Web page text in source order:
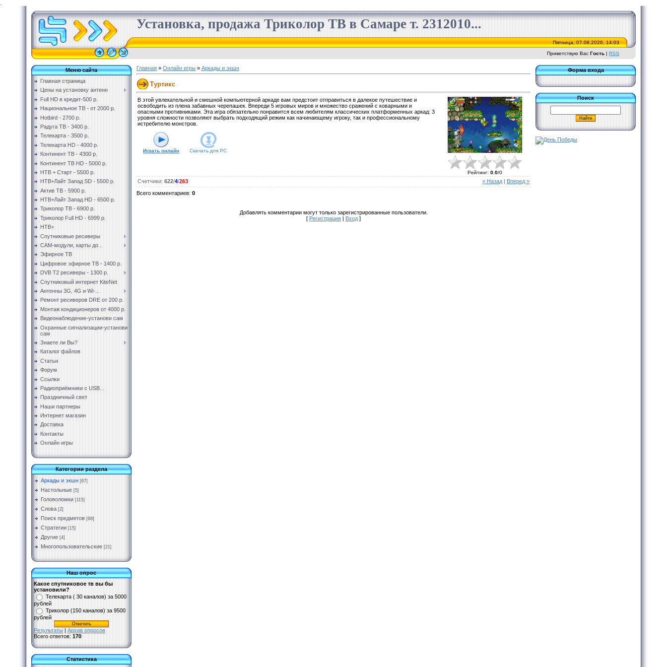
Установка, продажа Триколор ТВ в Самаре т. 2312010...
Пятница, 07.08.2026, 14:03
Приветствую Вас Гость | RSS
Меню сайта
Главная страница
Цены на установку антенн
Full HD в кредит-500 р.
Национальное ТВ - от 2000 р.
Hotbird - 2700 р.
Радуга ТВ - 3400 р.
Телекарта - 3500 р.
Телекарта HD - 4000 р.
Континент ТВ - 4300 р.
Континент ТВ HD - 5000 р.
НТВ + Старт - 5500 р.
НТВ+Лайт Запад SD - 5500 р.
Актив ТВ - 5900 р.
НТВ+Лайт Запад HD - 6500 р.
Триколор ТВ - 6900 р.
Триколор Full HD - 6999 р.
НТВ+
Спутниковые ресиверы
CAM-модули, карты до...
Эфирное ТВ
Цифровое эфирное ТВ - 1400 р.
DVB T2 ресиверы - 1300 р.
Спутниковый интернет KiteNet
Антенны 3G, 4G и Wi-...
Ремонт ресиверов DRE от 200 р.
Монтаж кондиционеров от 4000 р.
Видеонаблюдение-установи сам
Охранные сигнализации-установи
сам
Знаете ли Вы?
Каталог файлов
Статьи
Форум
Ссылки
Радиоприёмники с USB...
Праздничный свет
Наши партнеры
Интернет магазин
Доставка
Контакты
Онлайн игры
Категории раздела
Аркады и экшн [67]
Настольные [5]
Головоломки [115]
Слова [2]
Поиск предметов [68]
Стратегии [15]
Другие [4]
Многопользовательские [21]
Наш опрос
Какое спутниковое тв вы бы
установили?
Телекарта ( 30 каналов) за 5000
рублей
Триколор (150 каналов) за 9500
рублей
Результаты | Архив опросов
Всего ответов: 170
Статистика
Главная » Онлайн игры » Аркады и экшн
Туртикс
В этой увлекательной и смешной компьютерной аркаде вам предстоит отправиться в далекое путешествие и
освободить из плена забавных черепашек. Впереди 5 игровых миров и множество сражений с коварными и
опасными противниками. Эта игра обязательно понравится всем любителям классических платформенных аркад: 3
уровня сложности позволяют выбрать подходящий режим как начинающему игроку, так и профессиональному
истребителю монстров.
Играть онлайн Скачать для PC
Рейтинг: 0.0/0
« Назад Вперед »
Счетчики: 622/4/263
Всего комментариев: 0
Добавлять комментарии могут только зарегистрированные пользователи.
[ Регистрация Вход ]
Форма входа
Поиск